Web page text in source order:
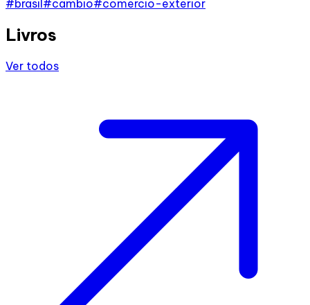
#brasil#cambio#comercio-exterior
Livros
Ver todos